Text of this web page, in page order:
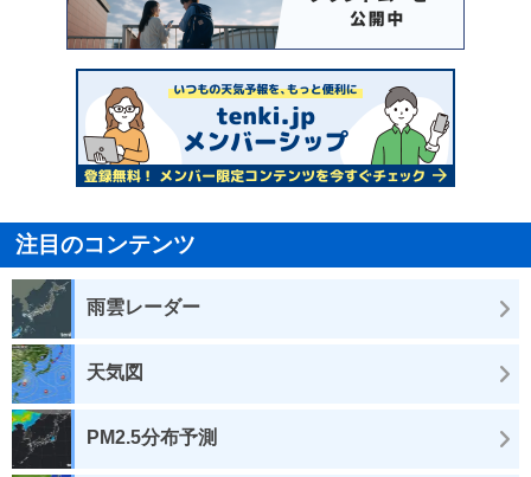
注目のコンテンツ
雨雲レーダー
天気図
PM2.5分布予測